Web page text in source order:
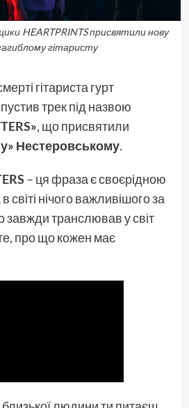
HEARTPRINTS присвятили нову
гітаристу
гітариста гурт
трек під назвою
, що присвятили
Нестеровському.
– ця фраза є своєрідною
нічого важливішого за
завжди транслював у світ
про що кожен має